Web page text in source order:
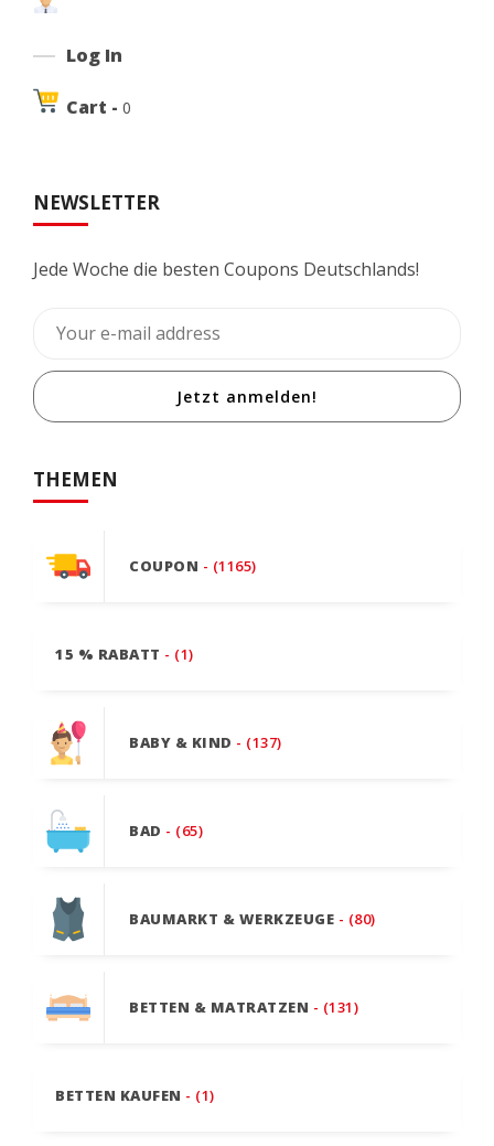
Log In
Cart - 0
NEWSLETTER
Jede Woche die besten Coupons Deutschlands!
Jetzt anmelden!
THEMEN
COUPON - (1165)
15 % RABATT - (1)
BABY & KIND - (137)
BAD - (65)
BAUMARKT & WERKZEUGE - (80)
BETTEN & MATRATZEN - (131)
BETTEN KAUFEN - (1)